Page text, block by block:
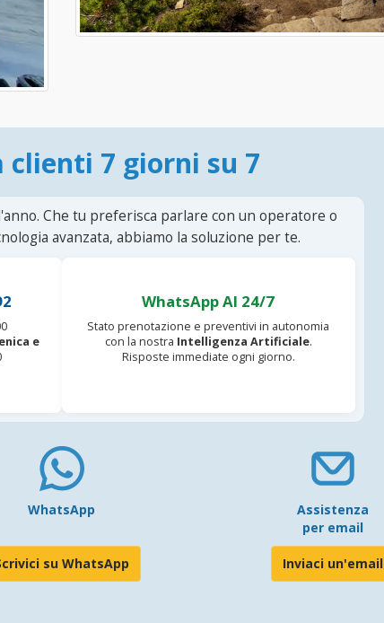
clienti 7 giorni su 7
Che tu preferisca parlare con un operatore o
avanzata, abbiamo la soluzione per te.
e
WhatsApp AI 24/7
Stato prenotazione e preventivi in autonomia
con la nostra Intelligenza Artificiale.
Risposte immediate ogni giorno.
WhatsApp
su WhatsApp
Assistenza
per email
Inviaci un'email